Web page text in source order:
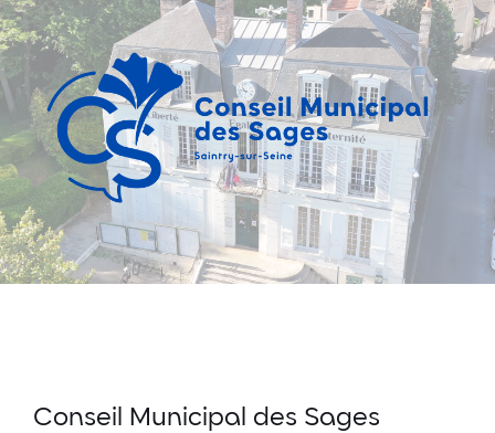
Conseil Municipal des Sages